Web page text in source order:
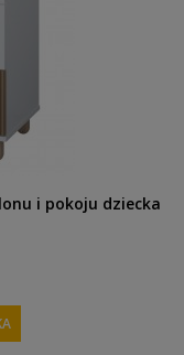
i pokoju dziecka